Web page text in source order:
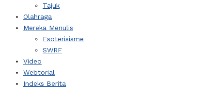
Tajuk
Olahraga
Mereka Menulis
Esoterisisme
SWRF
Video
Webtorial
Indeks Berita